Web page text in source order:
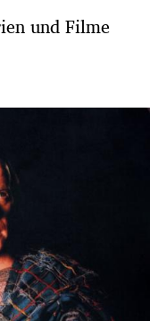
und Filme